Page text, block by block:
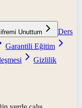
Unuttum
Ders
Garantili Eğitim
Gizlilik